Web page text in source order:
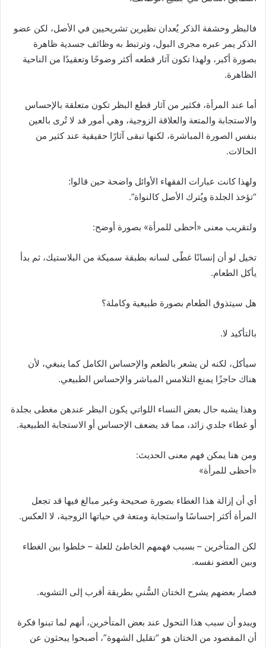
فالبظر وحشفة الذكر يُعدان نظيرين تشريحيين في الأصل، لكن عضو
الذكر يمر عبره مجرى البول، وترتبط به وظائف جسدية ظاهرة
بصورة أكبر، ولهذا تكون آثار قطعه أكثر وضوحًا وتعقيدًا من الناحية
الظاهرة.
أما عند المرأة، فكثير من آثار قطع البظر تكون متعلقة بالإحساس
والاستجابة والمتعة والعلاقة الزوجية، وهي أمور قد لا تُرى بالعين
بنفس الصورة المباشرة، لكنها تبقى آثارًا حقيقية عند كثير من
الحالات.
ولهذا كانت عبارات الفقهاء الأوائل واضحة حين قالوا:
“تؤخذ الجلدة ويُترك الأصل كالنواة”.
ولتقريب معنى «أحظى للمرأة» بصورة أوضح:
تخيل لو أن إنسانًا غطّى لسانه بطبقة سميكة من البلاستيك، ثم بدأ
يأكل الطعام.
هل سيتذوق الطعام بصورة طبيعية وكاملة؟
بالتأكيد لا.
سيأكل، لكنه لن يشعر بالطعم والإحساس الكامل كما ينبغي، لأن
هناك حاجزًا يمنع التلامس المباشر والإحساس الطبيعي.
وهذا يشبه حال بعض النساء اللواتي يكون البظر عندهن مغطى بجلدة
أو غطاء جلدي زائد، مما قد يضعف الإحساس أو الاستجابة الطبيعية.
ومن هنا يمكن فهم معنى الحديث:
«أحظى للمرأة»
أي أن إزالة هذا الغطاء بصورة صحيحة وغير مبالغ فيها قد تجعل
المرأة أكثر إحساسًا واستجابة ومتعة في حياتها الزوجية، لا العكس.
لكن المتأخرين – بسبب فهمهم الخاطئ للعلة – خلطوا بين الغطاء
وبين العضو نفسه.
فصار بعضهم يشرح الختان السُّني بطريقة أقرب إلى التشويه.
ويبدو أن سبب هذا التحول عند بعض المتأخرين، أنهم لما تبنوا فكرة
أن المقصود من الختان هو “تقليل الشهوة”، أصبحوا يبحثون عن